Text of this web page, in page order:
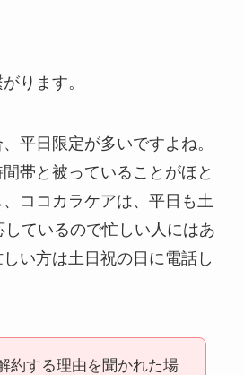
い時の裏ワザ
解約できない？バロ
ニーを電話から解約
する方法を完全攻略
ります。
平日限定が多いですよね。
帯と被っていることがほと
ココカラケアは、平日も土
しているので忙しい人にはあ
い方は土日祝の日に電話し
約する理由を聞かれた場